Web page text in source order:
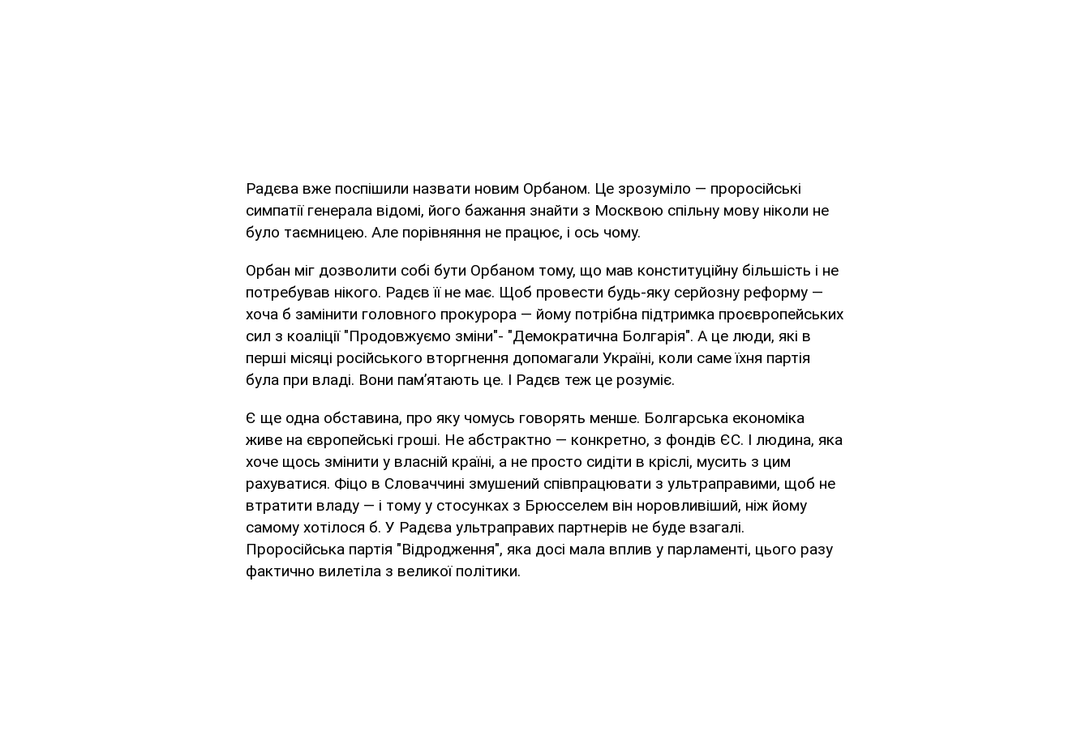
Радєва вже поспішили назвати новим Орбаном. Це зрозуміло — проросійські
симпатії генерала відомі, його бажання знайти з Москвою спільну мову ніколи не
було таємницею. Але порівняння не працює, і ось чому.
Орбан міг дозволити собі бути Орбаном тому, що мав конституційну більшість і не
потребував нікого. Радєв її не має. Щоб провести будь-яку серйозну реформу —
хоча б замінити головного прокурора — йому потрібна підтримка проєвропейських
сил з коаліції "Продовжуємо зміни"- "Демократична Болгарія". А це люди, які в
перші місяці російського вторгнення допомагали Україні, коли саме їхня партія
була при владі. Вони пам’ятають це. І Радєв теж це розуміє.
Є ще одна обставина, про яку чомусь говорять менше. Болгарська економіка
живе на європейські гроші. Не абстрактно — конкретно, з фондів ЄС. І людина, яка
хоче щось змінити у власній країні, а не просто сидіти в кріслі, мусить з цим
рахуватися. Фіцо в Словаччині змушений співпрацювати з ультраправими, щоб не
втратити владу — і тому у стосунках з Брюсселем він норовливіший, ніж йому
самому хотілося б. У Радєва ультраправих партнерів не буде взагалі.
Проросійська партія "Відродження", яка досі мала вплив у парламенті, цього разу
фактично вилетіла з великої політики.